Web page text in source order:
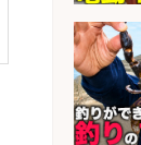
補募
会社